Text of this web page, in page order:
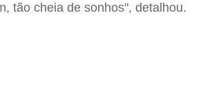
tão cheia de sonhos", detalhou.